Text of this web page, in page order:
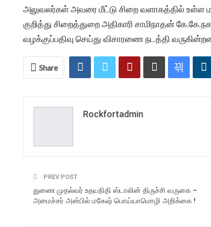
அலுவலர்கள் அவரை மீட்டு சிறை வளாகத்தில் உள்ள
குறித்து சிறைத்துறை அதிகாரி சாமிநாதன்
வழக்குப்பதிவு செய்து விசாரணை நடத்தி
Share
Rockfortadmin
PREV POST
துணை முதல்வர் உதயநிதி ஸ்டாலின் திருச்சி வருகை –
அமைச்சர் அன்பில் மகேஷ் பொய்யாமொழி அறிக்கை !